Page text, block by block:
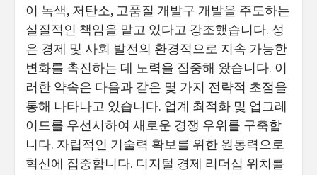
이 녹색, 저탄소, 고품질 개발구 개발을 주도하는
실질적인 책임을 맡고 있다고 강조했습니다. 성
은 경제 및 사회 발전의 환경적으로 지속 가능한
변화를 촉진하는 데 노력을 집중해 왔습니다. 이
러한 약속은 다음과 같은 몇 가지 전략적 초점을
통해 나타나고 있습니다. 업계 최적화 및 업그레
이드를 우선시하여 새로운 경쟁 우위를 구축합
니다. 자립적인 기술력 확보를 위한 원동력으로
혁신에 집중합니다. 디지털 경제 리더십 위치를